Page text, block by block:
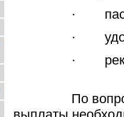
·
·
·
По вопросам